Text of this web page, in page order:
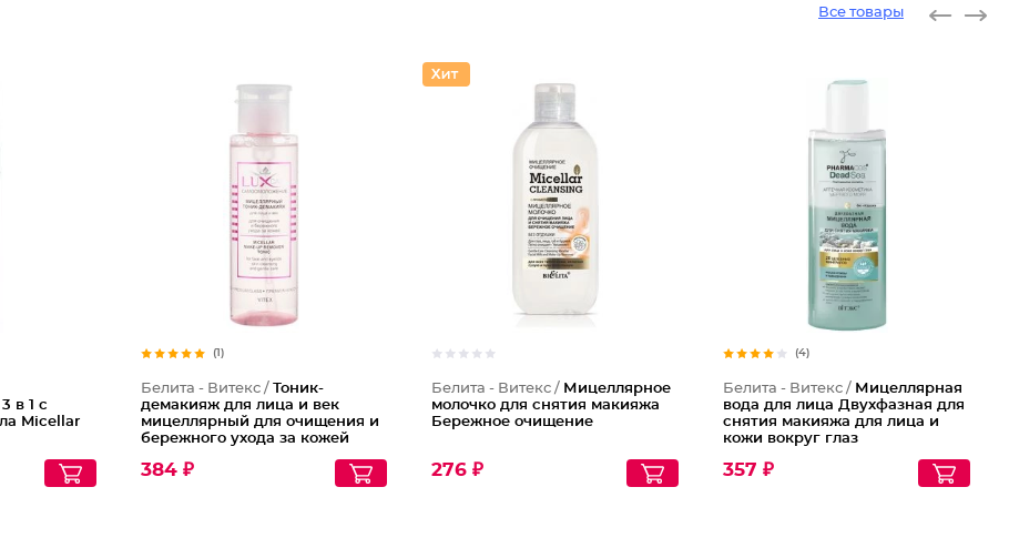
Все товары
в 1 с
Micellar
(1)
Белита - Витекс / Тоник-
демакияж для лица и век
мицеллярный для очищения и
бережного ухода за кожей
384 ₽
Белита - Витекс / Мицеллярное
молочко для снятия макияжа
Бережное очищение
276 ₽
(4)
Белита - Витекс / Мицеллярная
вода для лица Двухфазная для
снятия макияжа для лица и
кожи вокруг глаз
357 ₽